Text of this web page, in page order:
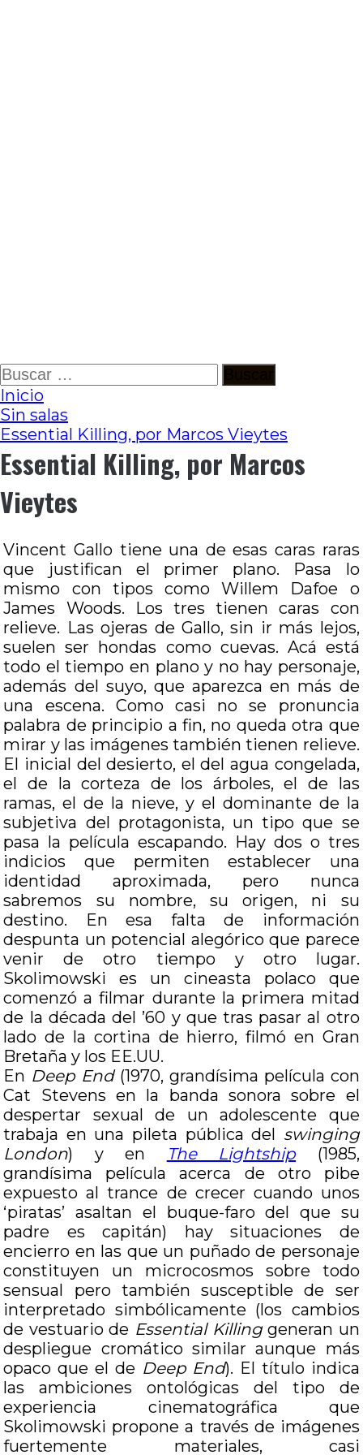
Ir
al
contenido
Buscar:
Inicio
Sin salas
Essential Killing, por Marcos Vieytes
Essential Killing, por Marcos
Vieytes
Vincent Gallo tiene una de esas caras raras
que justifican el primer plano. Pasa lo
mismo con tipos como Willem Dafoe o
James Woods. Los tres tienen caras con
relieve. Las ojeras de Gallo, sin ir más lejos,
suelen ser hondas como cuevas. Acá está
todo el tiempo en plano y no hay personaje,
además del suyo, que aparezca en más de
una escena. Como casi no se pronuncia
palabra de principio a fin, no queda otra que
mirar y las imágenes también tienen relieve.
El inicial del desierto, el del agua congelada,
el de la corteza de los árboles, el de las
ramas, el de la nieve, y el dominante de la
subjetiva del protagonista, un tipo que se
pasa la película escapando. Hay dos o tres
indicios que permiten establecer una
identidad aproximada, pero nunca
sabremos su nombre, su origen, ni su
destino. En esa falta de información
despunta un potencial alegórico que parece
venir de otro tiempo y otro lugar.
Skolimowski es un cineasta polaco que
comenzó a filmar durante la primera mitad
de la década del ’60 y que tras pasar al otro
lado de la cortina de hierro, filmó en Gran
Bretaña y los EE.UU.
En Deep End(1970, grandísima película con
Cat Stevens en la banda sonora sobre el
despertar sexual de un adolescente que
trabaja en una pileta pública del swinging
London) y en The Lightship(1985,
grandísima película acerca de otro pibe
expuesto al trance de crecer cuando unos
‘piratas’ asaltan el buque-faro del que su
padre es capitán) hay situaciones de
encierro en las que un puñado de personaje
constituyen un microcosmos sobre todo
sensual pero también susceptible de ser
interpretado simbólicamente (los cambios
de vestuario de Essential Killinggeneran un
despliegue cromático similar aunque más
opaco que el de Deep End). El título indica
las ambiciones ontológicas del tipo de
experiencia cinematográfica que
Skolimowski propone a través de imágenes
fuertemente materiales, casi